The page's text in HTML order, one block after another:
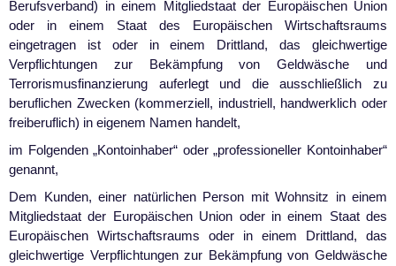
Berufsverband) in einem Mitgliedstaat der Europäischen Union
oder in einem Staat des Europäischen Wirtschaftsraums
eingetragen ist oder in einem Drittland, das gleichwertige
Verpflichtungen zur Bekämpfung von Geldwäsche und
Terrorismusfinanzierung auferlegt und die ausschließlich zu
beruflichen Zwecken (kommerziell, industriell, handwerklich oder
freiberuflich) in eigenem Namen handelt,
im Folgenden „Kontoinhaber“ oder „professioneller Kontoinhaber“
genannt,
Dem Kunden, einer natürlichen Person mit Wohnsitz in einem
Mitgliedstaat der Europäischen Union oder in einem Staat des
Europäischen Wirtschaftsraums oder in einem Drittland, das
gleichwertige Verpflichtungen zur Bekämpfung von Geldwäsche